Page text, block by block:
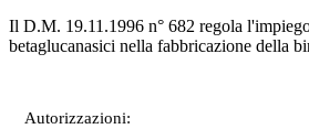
Il D.M. 19.11.1996 n° 682 regola
betaglucanasici nella fabbricazione della
Autorizzazioni: